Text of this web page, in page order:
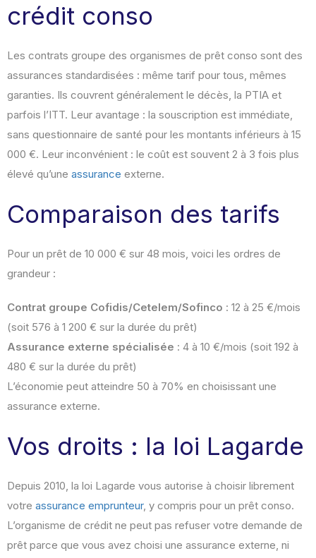
crédit conso
Les contrats groupe des organismes de prêt conso sont des
assurances standardisées : même tarif pour tous, mêmes
garanties. Ils couvrent généralement le décès, la PTIA et
parfois l’ITT. Leur avantage : la souscription est immédiate,
sans questionnaire de santé pour les montants inférieurs à 15
000 €. Leur inconvénient : le coût est souvent 2 à 3 fois plus
élevé qu’une assurance externe.
Comparaison des tarifs
Pour un prêt de 10 000 € sur 48 mois, voici les ordres de
grandeur :
Contrat groupe Cofidis/Cetelem/Sofinco : 12 à 25 €/mois
(soit 576 à 1 200 € sur la durée du prêt)
Assurance externe spécialisée : 4 à 10 €/mois (soit 192 à
480 € sur la durée du prêt)
L’économie peut atteindre 50 à 70% en choisissant une
assurance externe.
Vos droits : la loi Lagarde
Depuis 2010, la loi Lagarde vous autorise à choisir librement
votre assurance emprunteur, y compris pour un prêt conso.
L’organisme de crédit ne peut pas refuser votre demande de
prêt parce que vous avez choisi une assurance externe, ni